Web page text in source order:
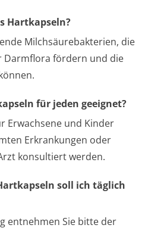
Hartkapseln?
Milchsäurebakterien, die
Darmflora fördern und die
für jeden geeignet?
Erwachsene und Kinder
Erkrankungen oder
konsultiert werden.
soll ich täglich
entnehmen Sie bitte der